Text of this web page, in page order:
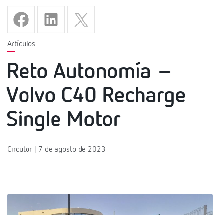
Artículos
Reto Autonomía –
Volvo C40 Recharge
Single Motor
Circutor | 7 de agosto de 2023